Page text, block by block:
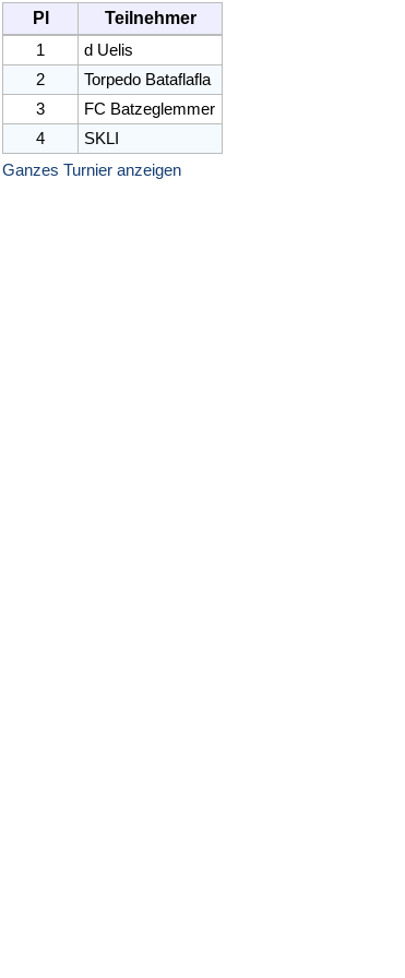
Pl Teilnehmer
1
d Uelis
2
Torpedo Bataflafla
3
FC Batzeglemmer
4
SKLI
Ganzes Turnier anzeigen